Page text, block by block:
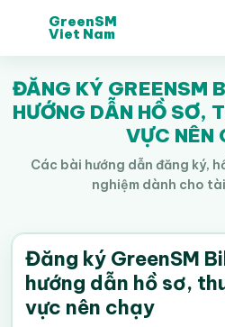
GreenSM
Viet Nam
ĐĂNG KÝ GREENSM
HƯỚNG DẪN HỒ SƠ,
VỰC NÊN
Các bài hướng dẫn đăng ký,
nghiệm dành cho tài
Đăng ký GreenSM
hướng dẫn hồ sơ,
vực nên chạy